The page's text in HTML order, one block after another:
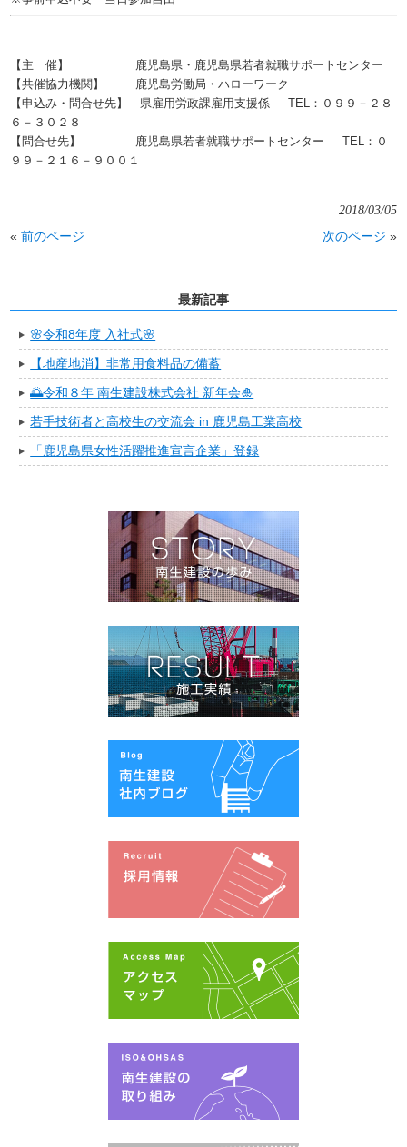
【主 催】
鹿児島県・鹿児島県若者就職サポートセンター
【共催協力機関】
鹿児島労働局・ハローワーク
【申込み・問合せ先】 県雇用労政課雇用支援係 TEL：０９９－２８
６－３０２８
【問合せ先】
鹿児島県若者就職サポートセンター TEL：０
９９－２１６－９００１
2018/03/05
«前のページ 次のページ »
最新記事
🌸令和8年度 入社式🌸
【地産地消】非常用食料品の備蓄
🌅令和８年 南生建設株式会社 新年会🎍
若手技術者と高校生の交流会 in 鹿児島工業高校
「鹿児島県女性活躍推進宣言企業」登録